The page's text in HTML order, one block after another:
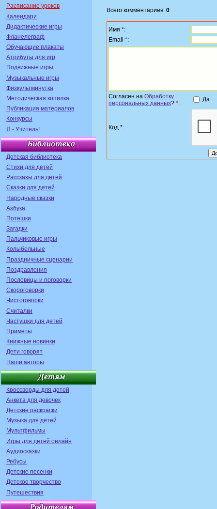
Расписание уроков
Календари
Дидактические игры
Фланелеграф
Обучающие плакаты
Атрибуты для игр
Подвижные игры
Музыкальные игры
Физкультминутка
Методическая копилка
Публикация материалов
Конкурсы
Я - Учитель!
Детская библиотека
Стихи для детей
Рассказы для детей
Сказки для детей
Народные сказки
Азбука
Потешки
Загадки
Пальчиковые игры
Колыбельные
Праздничные сценарии
Поздравления
Пословицы и поговорки
Скороговорки
Чистоговорки
Считалки
Частушки для детей
Приметы
Книжные новинки
Дети говорят
Наши авторы
Кроссворды для детей
Анкета для девочек
Детские раскраски
Музыка для детей
Мультфильмы
Игры для детей онлайн
Аудиосказки
Ребусы
Детские песенки
Детское творчество
Путешествия
Всего комментариев: 0
Имя *:
Email *:
Согласен на Обработку
персональных данных? *:
Да
Код *: